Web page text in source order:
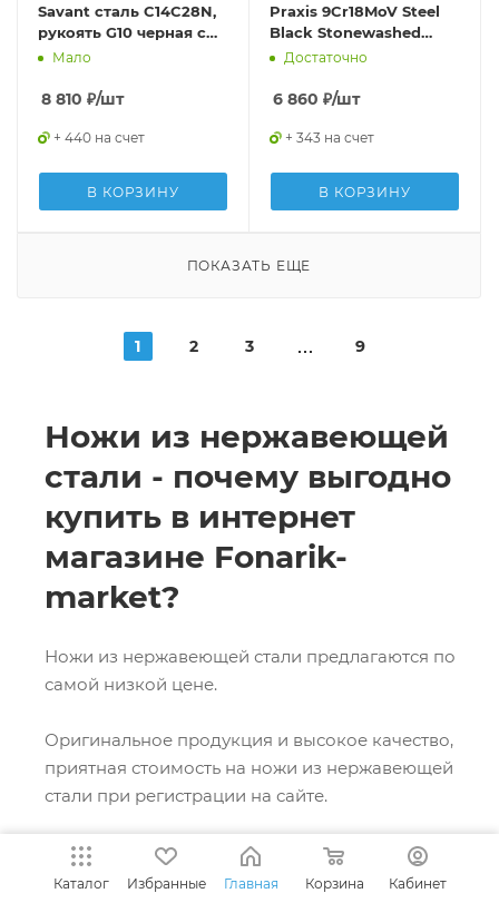
Savant сталь C14C28N,
рукоять G10 черная с
деревом
Мало
8 810 ₽/шт
+ 440 на счет
В КОРЗИНУ
Praxis 9Cr18MoV Steel
Black Stonewashed
Handle G10 OD Green
Достаточно
6 860 ₽/шт
+ 343 на счет
В КОРЗИНУ
ПОКАЗАТЬ ЕЩЕ
1 2 3 9
Ножи из нержавеющей
стали - почему выгодно
купить в интернет
магазине Fonarik-
market?
Ножи из нержавеющей стали предлагаются по
самой низкой цене.
Оригинальное продукция и высокое качество,
приятная стоимость на ножи из нержавеющей
стали при регистрации на сайте.
Персональные скидки для
Каталог Избранные Главная Корзина Кабинет